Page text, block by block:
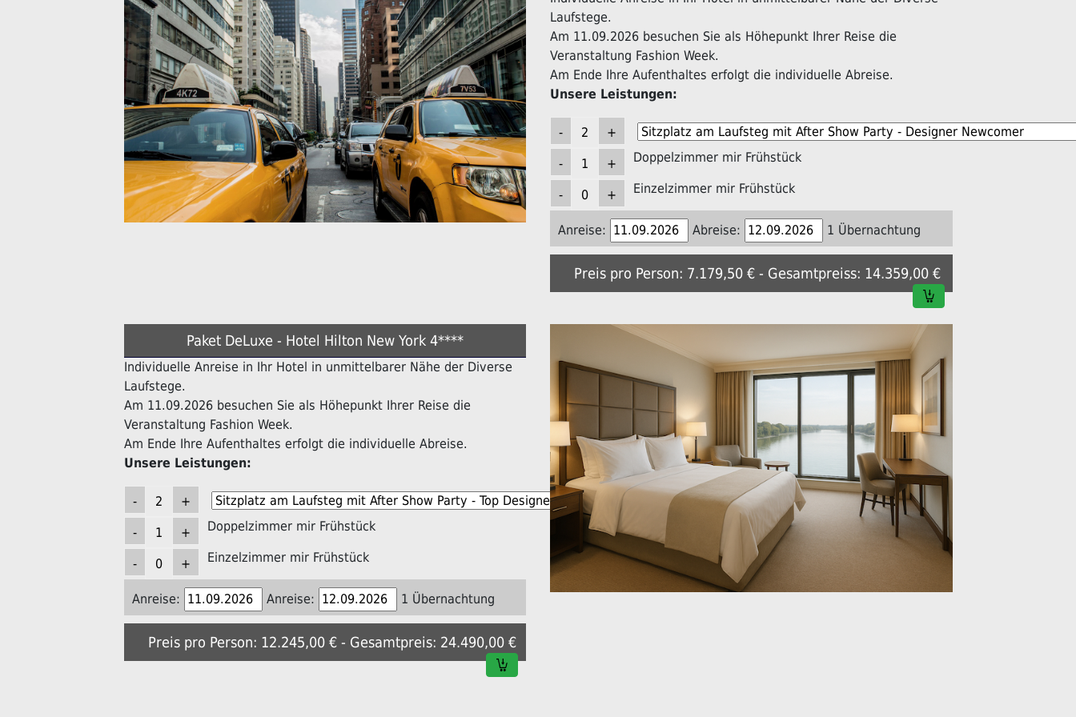
Laufstege.
Am 11.09.2026 besuchen Sie als Höhepunkt Ihrer Reise die
Veranstaltung Fashion Week.
Am Ende Ihre Aufenthaltes erfolgt die individuelle Abreise.
Unsere Leistungen:
Doppelzimmer mir Frühstück
Einzelzimmer mir Frühstück
Anreise: Abreise: 1 Übernachtung
Preis pro Person: 7.179,50 € - Gesamtpreiss: 14.359,00 €
Paket DeLuxe - Hotel Hilton New York 4****
Individuelle Anreise in Ihr Hotel in unmittelbarer Nähe der Diverse
Laufstege.
Am 11.09.2026 besuchen Sie als Höhepunkt Ihrer Reise die
Veranstaltung Fashion Week.
Am Ende Ihre Aufenthaltes erfolgt die individuelle Abreise.
Unsere Leistungen:
Doppelzimmer mir Frühstück
Einzelzimmer mir Frühstück
Anreise: Anreise: 1 Übernachtung
Preis pro Person: 12.245,00 € - Gesamtpreis: 24.490,00 €